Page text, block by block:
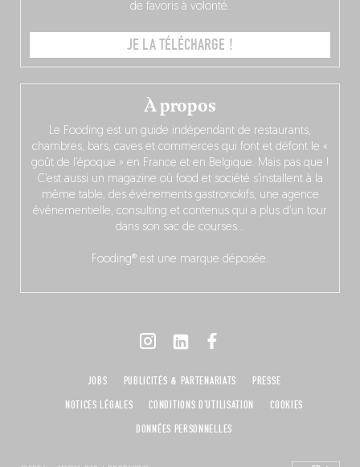
À propos
Le Fooding est un guide indépendant de restaurants,
chambres, bars, caves et commerces qui font et défont le «
goût de l’époque » en France et en Belgique. Mais pas que !
C’est aussi un magazine où food et société s’installent à la
même table, des événements gastronokifs, une agence
événementielle, consulting et contenus qui a plus d’un tour
dans son sac de courses…
Fooding® est une marque déposée.
de favoris à volonté.
JE LA TÉLÉCHARGE !
JOBS PUBLICITÉS & PARTENARIATS
PRESSE
NOTICES LÉGALES
CONDITIONS D'UTILISATION
COOKIES
DONNÉES PERSONNELLES